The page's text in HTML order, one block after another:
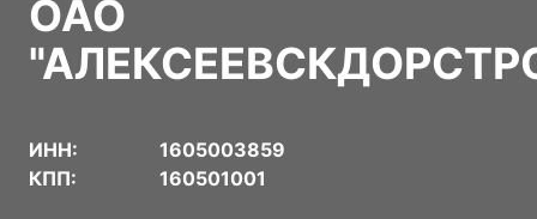
ОАО
ИНН:
1605003859
КПП:
160501001